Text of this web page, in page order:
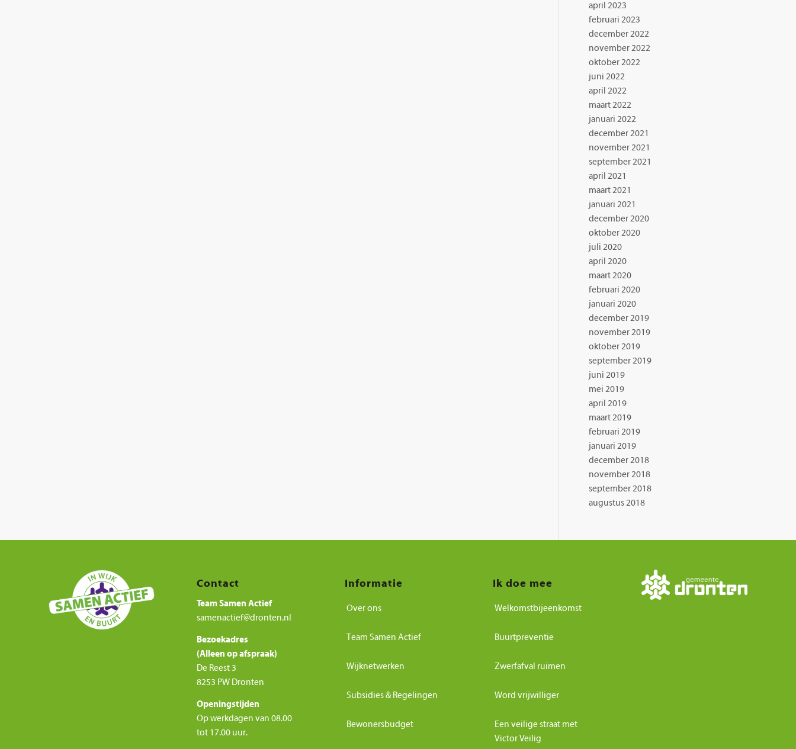
april 2023
februari 2023
december 2022
november 2022
oktober 2022
juni 2022
april 2022
maart 2022
januari 2022
december 2021
november 2021
september 2021
april 2021
maart 2021
januari 2021
december 2020
oktober 2020
juli 2020
april 2020
maart 2020
februari 2020
januari 2020
december 2019
november 2019
oktober 2019
september 2019
juni 2019
mei 2019
april 2019
maart 2019
februari 2019
januari 2019
december 2018
november 2018
september 2018
augustus 2018
Contact
Team Samen Actief
samenactief@dronten.nl
Bezoekadres
(Alleen op afspraak)
De Reest 3
8253 PW Dronten
Openingstijden
Op werkdagen van 08.00
tot 17.00 uur.
Informatie
Over ons
Team Samen Actief
Wijknetwerken
Subsidies & Regelingen
Bewonersbudget
Ik doe mee
Welkomstbijeenkomst
Buurtpreventie
Zwerfafval ruimen
Word vrijwilliger
Een veilige straat met
Victor Veilig